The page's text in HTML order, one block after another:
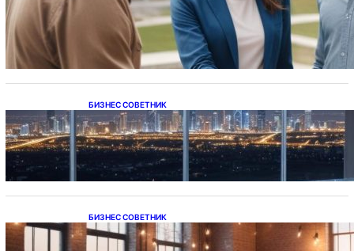
Ипотека на новостройки при оформлении
напрямую у застройщика
БИЗНЕС СОВЕТНИК
Каталог светодиодных светильников и
LED-освещения в Казахстане
БИЗНЕС СОВЕТНИК
Подвесные светодиодные светильники на